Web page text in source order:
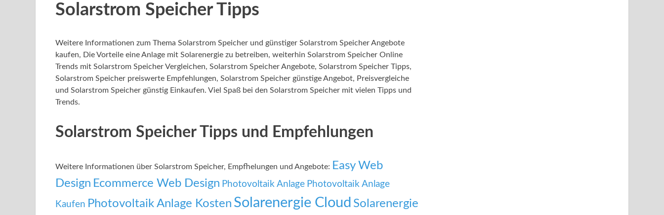
Solarstrom Speicher Tipps
Weitere Informationen zum Thema Solarstrom Speicher und günstiger Solarstrom Speicher Angebote
kaufen, Die Vorteile eine Anlage mit Solarenergie zu betreiben, weiterhin Solarstrom Speicher Online
Trends mit Solarstrom Speicher Vergleichen, Solarstrom Speicher Angebote, Solarstrom Speicher Tipps,
Solarstrom Speicher preiswerte Empfehlungen, Solarstrom Speicher günstige Angebot, Preisvergleiche
und Solarstrom Speicher günstig Einkaufen. Viel Spaß bei den Solarstrom Speicher mit vielen Tipps und
Trends.
Solarstrom Speicher Tipps und Empfehlungen
Weitere Informationen über Solarstrom Speicher, Empfhelungen und Angebote: Easy Web
Design Ecommerce Web Design Photovoltaik Anlage Photovoltaik Anlage
Kaufen Photovoltaik Anlage Kosten Solarenergie Cloud Solarenergie